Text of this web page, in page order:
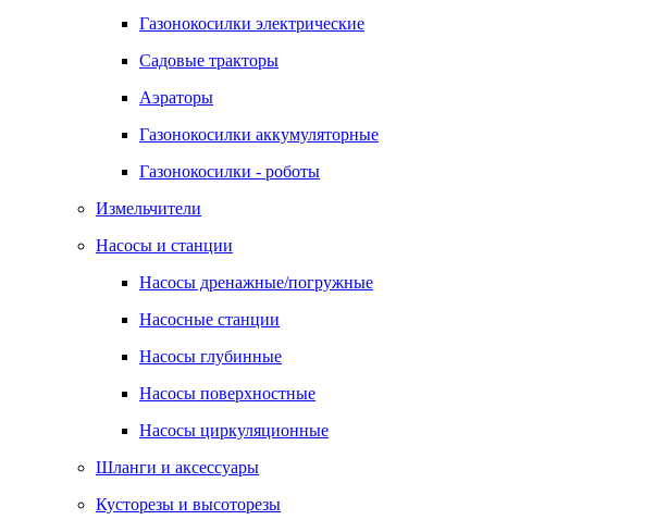
Газонокосилки электрические
Садовые тракторы
Аэраторы
Газонокосилки аккумуляторные
Газонокосилки - роботы
Измельчители
Насосы и станции
Насосы дренажные/погружные
Насосные станции
Насосы глубинные
Насосы поверхностные
Насосы циркуляционные
Шланги и аксессуары
Кусторезы и высоторезы